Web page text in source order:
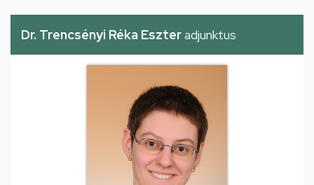
Dr. Trencsényi Réka Eszteradjunktus